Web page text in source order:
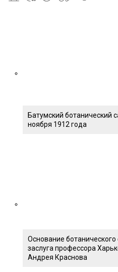
Батумский ботанический
ноября 1912 года
Основание
заслуга профессора
Андрея Краснова